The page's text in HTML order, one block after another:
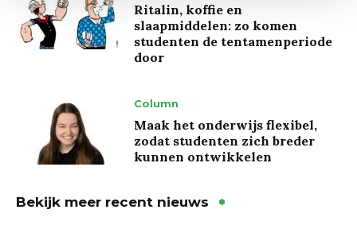
Ritalin, koffie en
slaapmiddelen: zo komen
studenten de tentamenperiode
door
Column
Maak het onderwijs flexibel,
zodat studenten zich breder
kunnen ontwikkelen
Bekijk meer recent nieuws